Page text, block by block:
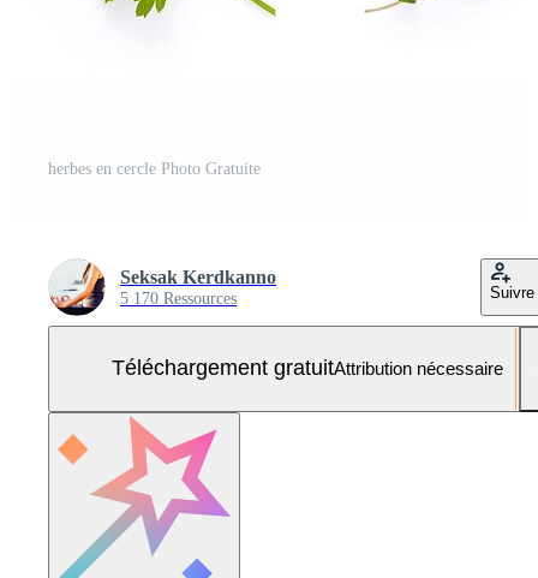
herbes en cercle Photo Gratuite
Seksak Kerdkanno
5 170 Ressources Suivre
Téléchargement gratuitAttribution nécessaire